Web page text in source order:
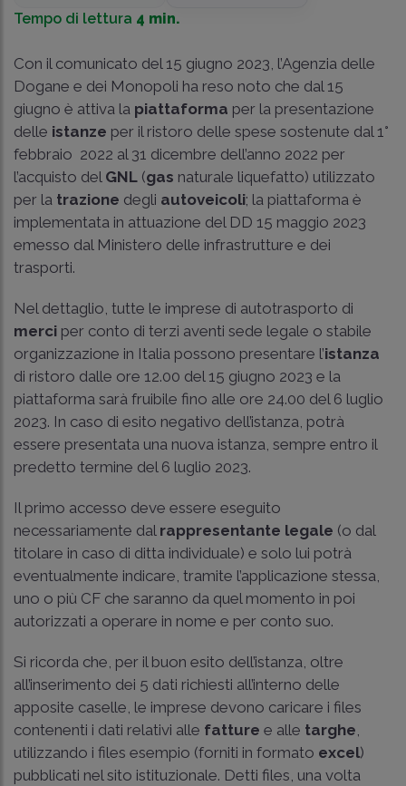
Tempo di lettura 4 min.
Con il comunicato del 15 giugno 2023, l’Agenzia delle
Dogane e dei Monopoli ha reso noto che dal 15
giugno è attiva la piattaforma per la presentazione
delle istanze per il ristoro delle spese sostenute dal 1°
febbraio 2022 al 31 dicembre dell’anno 2022 per
l’acquisto del GNL (gas naturale liquefatto) utilizzato
per la trazione degli autoveicoli; la piattaforma è
implementata in attuazione del DD 15 maggio 2023
emesso dal Ministero delle infrastrutture e dei
trasporti.
Nel dettaglio, tutte le imprese di autotrasporto di
merci per conto di terzi aventi sede legale o stabile
organizzazione in Italia possono presentare l’istanza
di ristoro dalle ore 12.00 del 15 giugno 2023 e la
piattaforma sarà fruibile fino alle ore 24.00 del 6 luglio
2023. In caso di esito negativo dell’istanza, potrà
essere presentata una nuova istanza, sempre entro il
predetto termine del 6 luglio 2023.
Il primo accesso deve essere eseguito
necessariamente dal rappresentante legale (o dal
titolare in caso di ditta individuale) e solo lui potrà
eventualmente indicare, tramite l’applicazione stessa,
uno o più CF che saranno da quel momento in poi
autorizzati a operare in nome e per conto suo.
Si ricorda che, per il buon esito dell’istanza, oltre
all’inserimento dei 5 dati richiesti all’interno delle
apposite caselle, le imprese devono caricare i files
contenenti i dati relativi alle fatture e alle targhe,
utilizzando i files esempio (forniti in formato excel)
pubblicati nel sito istituzionale. Detti files, una volta